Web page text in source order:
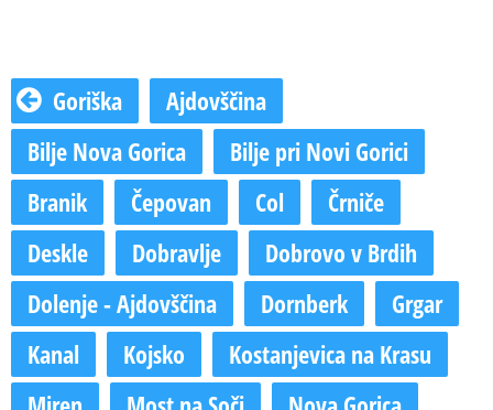
Goriška
Ajdovščina
Bilje Nova Gorica
Bilje pri Novi Gorici
Branik
Čepovan Col
Črniče
Deskle
Dobravlje
Dobrovo v Brdih
Dolenje - Ajdovščina
Dornberk
Grgar
Kanal
Kojsko
Kostanjevica na Krasu